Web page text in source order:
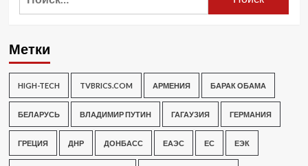
Метки
HIGH-TECH TVBRICS.COM АРМЕНИЯ БАРАК ОБАМА
БЕЛАРУСЬ ВЛАДИМИР ПУТИН ГАГАУЗИЯ ГЕРМАНИЯ
ГРЕЦИЯ ДНР ДОНБАСС ЕАЭС ЕС ЕЭК